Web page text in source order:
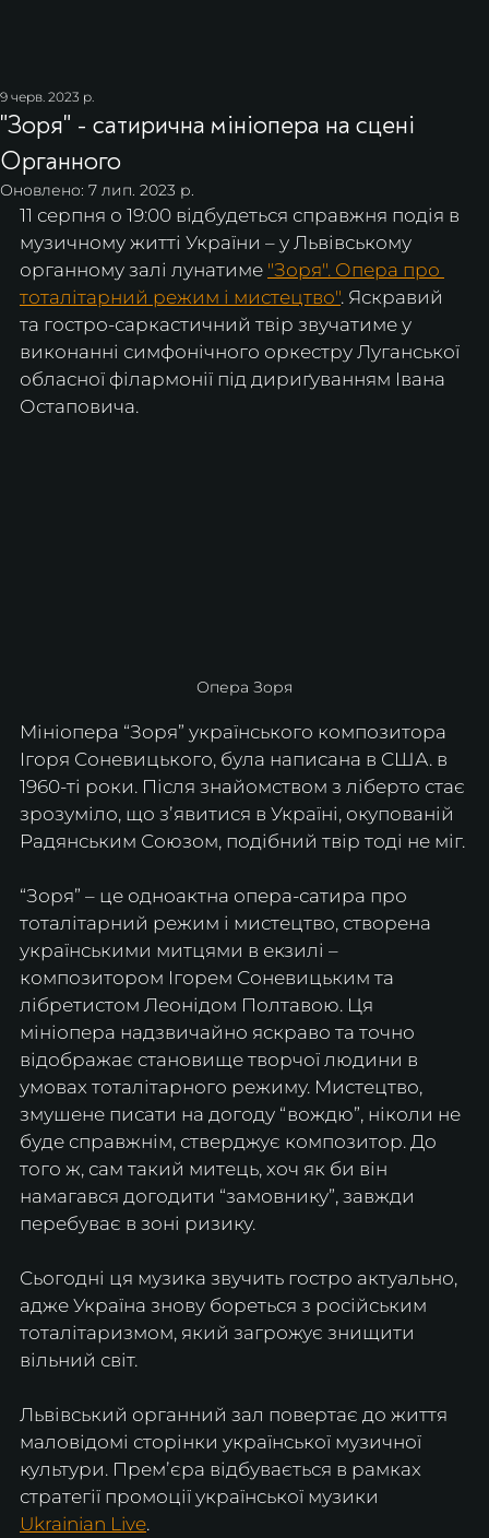
"Зоря" - сатирична мініопера на сцені
Органного
9 черв. 2023 р.
Оновлено: 7 лип. 2023 р.
11 серпня о 19:00 відбудеться справжня подія в
музичному житті України – у Львівському
органному залі лунатиме "Зоря". Опера про
тоталітарний режим і мистецтво". Яскравий
та гостро-саркастичний твір звучатиме у
виконанні симфонічного оркестру Луганської
обласної філармонії під дириґуванням Івана
Остаповича.
Опера Зоря
Мініопера “Зоря” українського композитора
Ігоря Соневицького, була написана в США. в
1960-ті роки. Після знайомством з ліберто стає
зрозуміло, що зʼявитися в Україні, окупованій
Радянським Союзом, подібний твір тоді не міг.
“Зоря” – це одноактна опера-сатира про
тоталітарний режим і мистецтво, створена
українськими митцями в екзилі –
композитором Ігорем Соневицьким та
лібретистом Леонідом Полтавою. Ця
мініопера надзвичайно яскраво та точно
відображає становище творчої людини в
умовах тоталітарного режиму. Мистецтво,
змушене писати на догоду “вождю”, ніколи не
буде справжнім, стверджує композитор. До
того ж, сам такий митець, хоч як би він
намагався догодити “замовнику”, завжди
перебуває в зоні ризику.
Сьогодні ця музика звучить гостро актуально,
адже Україна знову бореться з російським
тоталітаризмом, який загрожує знищити
вільний світ.
Львівський органний зал повертає до життя
маловідомі сторінки української музичної
культури. Премʼєра відбувається в рамках
стратегії промоції української музики
Ukrainian Live.